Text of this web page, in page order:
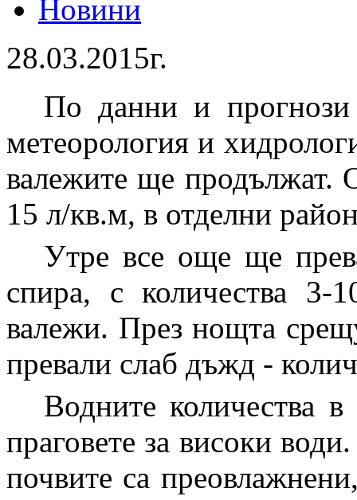
Новини
28.03.2015г.
По данни и
метеорология и
валежите ще продължат.
15 л/кв.м, в отделни
Утре все още ще
спира, с количества
валежи. През нощта
превали слаб дъжд -
Водните количества
праговете за високи
почвите са